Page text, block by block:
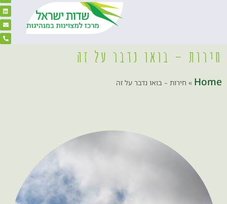
חירות – בואו נדבר על זה
Home
» חירות – בואו נדבר על זה